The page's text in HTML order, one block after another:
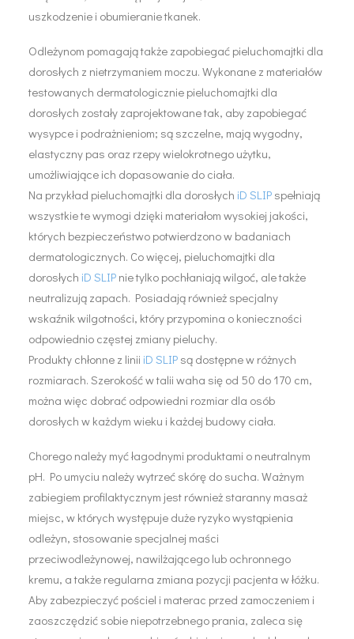
uszkodzenie i obumieranie tkanek.
Odleżynom pomagają także zapobiegać pieluchomajtki dla
dorosłych z nietrzymaniem moczu. Wykonane z materiałów
testowanych dermatologicznie pieluchomajtki dla
dorosłych zostały zaprojektowane tak, aby zapobiegać
wysypce i podrażnieniom; są szczelne, mają wygodny,
elastyczny pas oraz rzepy wielokrotnego użytku,
umożliwiające ich dopasowanie do ciała.
Na przykład pieluchomajtki dla dorosłych iD SLIP spełniają
wszystkie te wymogi dzięki materiałom wysokiej jakości,
których bezpieczeństwo potwierdzono w badaniach
dermatologicznych. Co więcej, pieluchomajtki dla
dorosłych iD SLIP nie tylko pochłaniają wilgoć, ale także
neutralizują zapach. Posiadają również specjalny
wskaźnik wilgotności, który przypomina o konieczności
odpowiednio częstej zmiany pieluchy.
Produkty chłonne z linii iD SLIP są dostępne w różnych
rozmiarach. Szerokość w talii waha się od 50 do 170 cm,
można więc dobrać odpowiedni rozmiar dla osób
dorosłych w każdym wieku i każdej budowy ciała.
Chorego należy myć łagodnymi produktami o neutralnym
pH. Po umyciu należy wytrzeć skórę do sucha. Ważnym
zabiegiem profilaktycznym jest również staranny masaż
miejsc, w których występuje duże ryzyko wystąpienia
odleżyn, stosowanie specjalnej maści
przeciwodleżynowej, nawilżającego lub ochronnego
kremu, a także regularna zmiana pozycji pacjenta w łóżku.
Aby zabezpieczyć pościel i materac przed zamoczeniem i
zaoszczędzić sobie niepotrzebnego prania, zaleca się